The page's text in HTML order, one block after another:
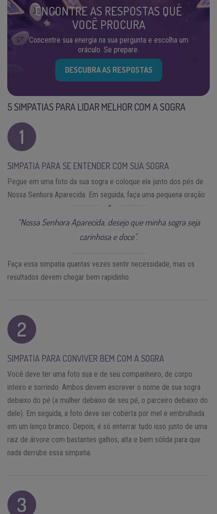
ENCONTRE AS RESPOSTAS QUE
VOCÊ PROCURA
Concentre sua energia na sua pergunta e escolha um
oráculo. Se prepare.
DESCUBRA AS RESPOSTAS
5 SIMPATIAS PARA LIDAR MELHOR COM A SOGRA
SIMPATIA PARA SE ENTENDER COM SUA SOGRA
Pegue em uma foto da sua sogra e coloque ela junto dos pés de
Nossa Senhora Aparecida. Em seguida, faça uma pequena oração:
“Nossa Senhora Aparecida, desejo que minha sogra seja
carinhosa e doce”.
Faça essa simpatia quantas vezes sentir necessidade, mas os
resultados devem chegar bem rapidinho.
SIMPATIA PARA CONVIVER BEM COM A SOGRA
Você deve ter uma foto sua e de seu companheiro, de corpo
inteiro e sorrindo. Ambos devem escrever o nome de sua sogra
debaixo do pé (a mulher debaixo de seu pé, o parceiro debaixo do
dele). Em seguida, a foto deve ser coberta por mel e embrulhada
em um lenço branco. Depois, é só enterrar tudo isso junto de uma
raiz de árvore com bastantes galhos, alta e bem sólida para que
nada derrube essa simpatia.